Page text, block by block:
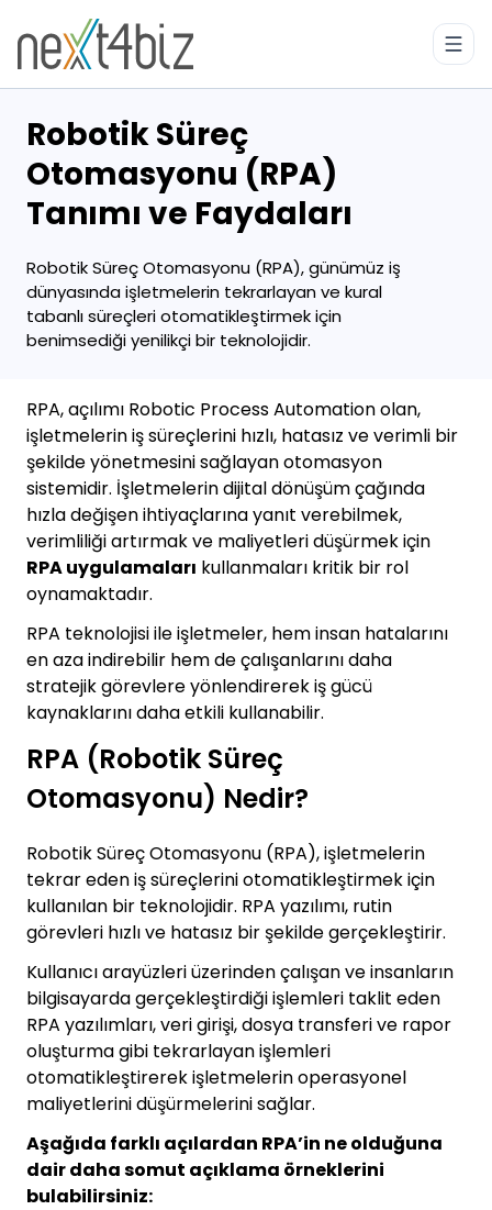
Robotik Süreç
Otomasyonu (RPA)
Tanımı ve Faydaları
Robotik Süreç Otomasyonu (RPA), günümüz iş
dünyasında işletmelerin tekrarlayan ve kural
tabanlı süreçleri otomatikleştirmek için
benimsediği yenilikçi bir teknolojidir.
RPA, açılımı Robotic Process Automation olan,
işletmelerin iş süreçlerini hızlı, hatasız ve verimli bir
şekilde yönetmesini sağlayan otomasyon
sistemidir. İşletmelerin dijital dönüşüm çağında
hızla değişen ihtiyaçlarına yanıt verebilmek,
verimliliği artırmak ve maliyetleri düşürmek için
RPA uygulamaları kullanmaları kritik bir rol
oynamaktadır.
RPA teknolojisi ile işletmeler, hem insan hatalarını
en aza indirebilir hem de çalışanlarını daha
stratejik görevlere yönlendirerek iş gücü
kaynaklarını daha etkili kullanabilir.
RPA (Robotik Süreç
Otomasyonu) Nedir?
Robotik Süreç Otomasyonu (RPA), işletmelerin
tekrar eden iş süreçlerini otomatikleştirmek için
kullanılan bir teknolojidir. RPA yazılımı, rutin
görevleri hızlı ve hatasız bir şekilde gerçekleştirir.
Kullanıcı arayüzleri üzerinden çalışan ve insanların
bilgisayarda gerçekleştirdiği işlemleri taklit eden
RPA yazılımları, veri girişi, dosya transferi ve rapor
oluşturma gibi tekrarlayan işlemleri
otomatikleştirerek işletmelerin operasyonel
maliyetlerini düşürmelerini sağlar.
Aşağıda farklı açılardan RPA’in ne olduğuna
dair daha somut açıklama örneklerini
bulabilirsiniz: